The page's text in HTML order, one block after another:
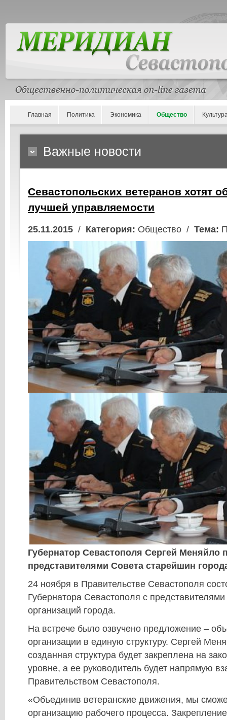
Главная Политика Экономика Общество
Важные новости
Севастопольских ветеранов хотят
лучшей управляемости
25.11.2015 / Категория: Общество / Тема:
Губернатор Севастополя Сергей Меняйло
представителями Совета старейшин
24 ноября в Правительстве Севастополя
Губернатора Севастополя с представителями
организаций города.
На встрече было озвучено предложение –
организации в единую структуру. Сергей
созданная структура будет закреплена на
уровне, а ее руководитель будет напрямую
Правительством Севастополя.
«Объединив ветеранские движения, мы
организацию рабочего процесса.